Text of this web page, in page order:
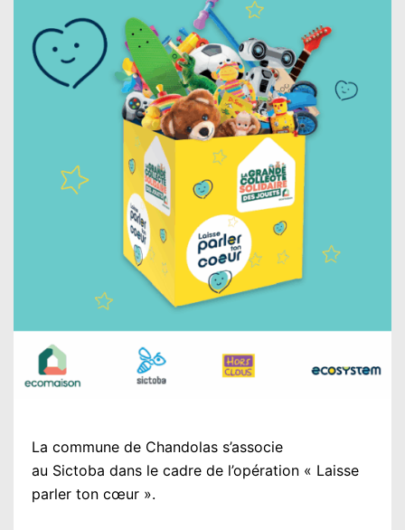
La commune de Chandolas s’associe
au Sictoba dans le cadre de l’opération « Laisse
parler ton cœur ».